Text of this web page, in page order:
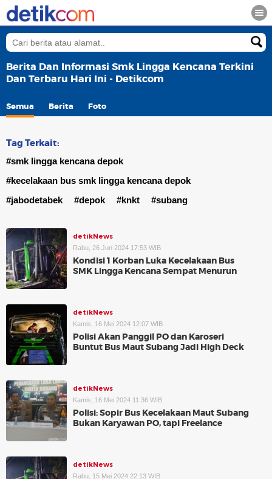
Berita Dan Informasi Smk Lingga Kencana Terkini
Dan Terbaru Hari Ini - Detikcom
Semua Berita Foto
Tag Terkait:
#smk lingga kencana depok
#kecelakaan bus smk lingga kencana depok
#jabodetabek
#depok #knkt #subang
detikNews
Rabu, 26 Jun 2024 17:53 WIB
Kondisi 1 Korban Luka Kecelakaan Bus
SMK Lingga Kencana Sempat Menurun
detikNews
Kamis, 16 Mei 2024 12:07 WIB
Polisi Akan Panggil PO dan Karoseri
Buntut Bus Maut Subang Jadi High Deck
detikNews
Kamis, 16 Mei 2024 11:36 WIB
Polisi: Sopir Bus Kecelakaan Maut Subang
Bukan Karyawan PO, tapi Freelance
detikNews
Rabu, 15 Mei 2024 22:13 WIB